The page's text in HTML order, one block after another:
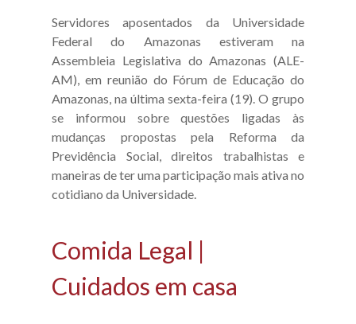
Servidores aposentados da Universidade
Federal do Amazonas estiveram na
Assembleia Legislativa do Amazonas (ALE-
AM), em reunião do Fórum de Educação do
Amazonas, na última sexta-feira (19). O grupo
se informou sobre questões ligadas às
mudanças propostas pela Reforma da
Previdência Social, direitos trabalhistas e
maneiras de ter uma participação mais ativa no
cotidiano da Universidade.
Comida Legal |
Cuidados em casa